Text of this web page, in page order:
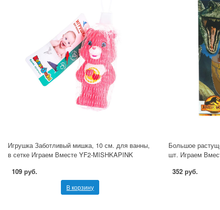
Игрушка Заботливый мишка, 10 см. для ванны,
в сетке Играем Вместе YF2-MISHKAPINK
109 руб.
В корзину
Большое
шт. Играем
352 руб.